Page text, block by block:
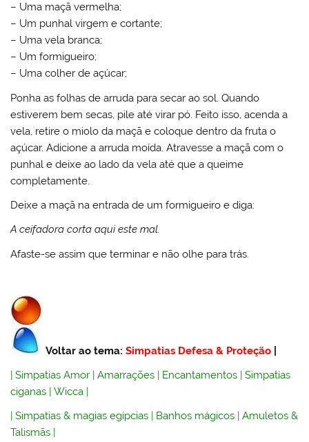
– Uma maçã vermelha;
– Um punhal virgem e cortante;
– Uma vela branca;
– Um formigueiro;
– Uma colher de açúcar;
Ponha as folhas de arruda para secar ao sol. Quando
estiverem bem secas, pile até virar pó. Feito isso, acenda a
vela, retire o miolo da maçã e coloque dentro da fruta o
açúcar. Adicione a arruda moída. Atravesse a maçã com o
punhal e deixe ao lado da vela até que a queime
completamente.
Deixe a maçã na entrada de um formigueiro e diga:
A ceifadora corta aqui este mal.
Afaste-se assim que terminar e não olhe para trás.
Voltar ao tema: Simpatias Defesa & Proteção
|Simpatias Amor |Amarrações | Encantamentos |Simpatias
ciganas |Wicca |
|Simpatias & magias egípcias | Banhos mágicos |Amuletos &
Talismãs |